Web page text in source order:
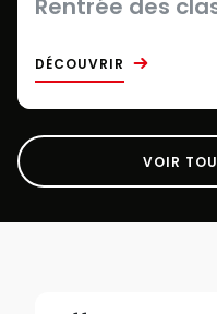
Rentrée des
DÉCOUVRIR
VOIR